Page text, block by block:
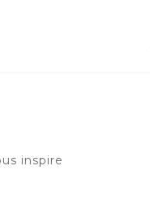
inspire